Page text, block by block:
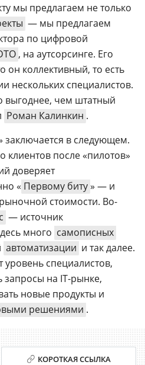
мы предлагаем не только
— мы предлагаем
по цифровой
, на аутсорсинге. Его
он коллективный, то есть
нескольких специалистов.
выгоднее, чем штатный
Роман Калинкин .
заключается в следующем.
после «пилотов»
доверяет
« Первому биту» — и
стоимости. Во-
— источник
много самописных
автоматизации и так далее.
специалистов,
на IT-рынке,
новые продукты и
решениями .
КОРОТКАЯ ССЫЛКА